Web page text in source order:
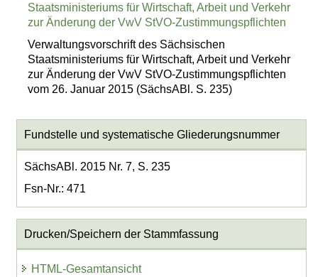
Staatsministeriums für Wirtschaft, Arbeit und Verkehr
zur Änderung der VwV StVO-Zustimmungspflichten
Verwaltungsvorschrift des Sächsischen
Staatsministeriums für Wirtschaft, Arbeit und Verkehr
zur Änderung der VwV StVO-Zustimmungspflichten
vom 26. Januar 2015 (SächsABl. S. 235)
Fundstelle und systematische Gliederungsnummer
SächsABl. 2015 Nr. 7, S. 235
Fsn-Nr.: 471
Drucken/Speichern der Stammfassung
HTML-Gesamtansicht